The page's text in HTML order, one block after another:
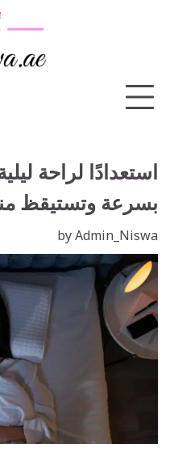
استعدادًا لراحة
بسرعة وتستيقظ
byAdmin_Niswa